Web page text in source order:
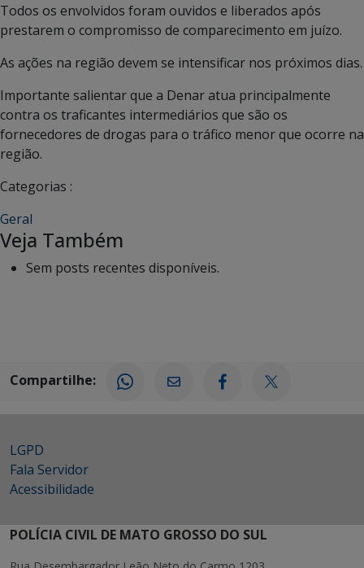
Todos os envolvidos foram ouvidos e liberados após
prestarem o compromisso de comparecimento em juízo.
As ações na região devem se intensificar nos próximos dias.
Importante salientar que a Denar atua principalmente
contra os traficantes intermediários que são os
fornecedores de drogas para o tráfico menor que ocorre na
região.
Categorias :
Geral
Veja Também
Sem posts recentes disponíveis.
Compartilhe:
LGPD
Fala Servidor
Acessibilidade
POLÍCIA CIVIL DE MATO GROSSO DO SUL